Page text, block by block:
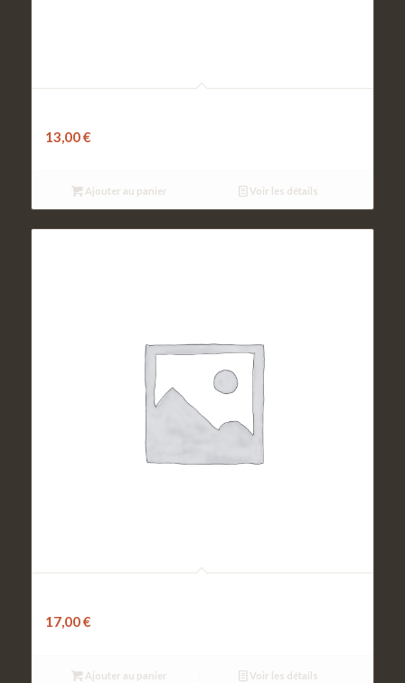
13,00€
Ajouter au panier Voir les détails
17,00€
Ajouter au panier Voir les détails